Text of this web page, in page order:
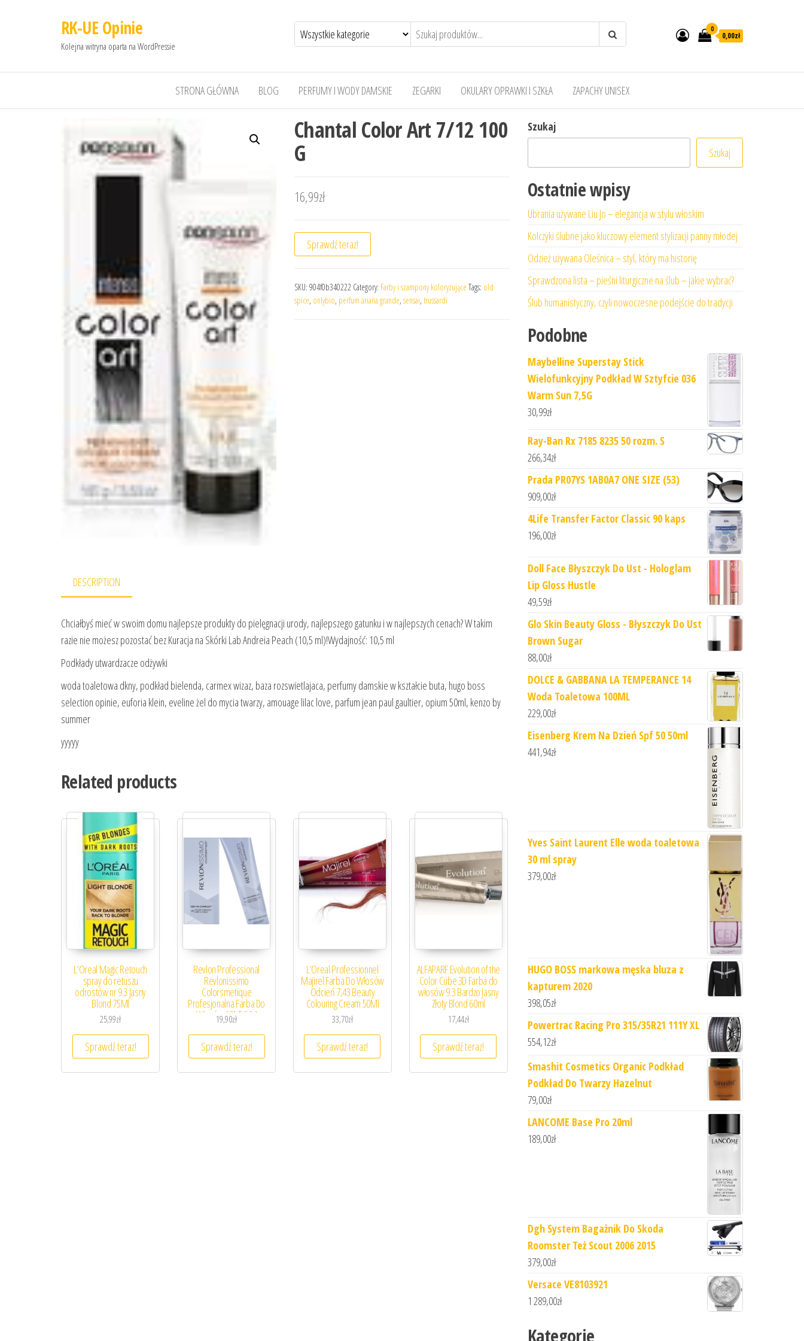
RK-UE Opinie
Kolejna witryna oparta na WordPressie
0
0,00zł
STRONA GŁÓWNA BLOG PERFUMY I WODY DAMSKIE ZEGARKI OKULARY OPRAWKI I SZKŁA ZAPACHY UNISEX
Chantal Color Art 7/12 100
G
16,99zł
Sprawdź teraz!
SKU: 904f0b340222 Category: Farby i szampony koloryzujące Tags: old
spice, onlybio, perfum ariana grande, sensai, trussardi
DESCRIPTION
Chciałbyś mieć w swoim domu najlepsze produkty do pielęgnacji urody, najlepszego gatunku i w najlepszych cenach? W takim
razie nie możesz pozostać bez Kuracja na Skórki Lab Andreia Peach (10,5 ml)!Wydajność: 10,5 ml
Podkłady utwardzacze odżywki
woda toaletowa dkny, podkład bielenda, carmex wizaz, baza rozswietlajaca, perfumy damskie w kształcie buta, hugo boss
selection opinie, euforia klein, eveline żel do mycia twarzy, amouage lilac love, parfum jean paul gaultier, opium 50ml, kenzo by
summer
yyyyy
Related products
L’Oreal Magic Retouch
spray do retuszu
odrostów nr 9.3 Jasny
Blond 75Ml
25,99zł
Sprawdź teraz!
Revlon Professional
Revlonissimo
Colorsmetique
Profesjonalna Farba Do
Włosów 60Ml 6.34
19,90zł
Sprawdź teraz!
L’Oreal Professionnel
Majirel Farba Do Włosów
Odcień 7,43 Beauty
Colouring Cream 50Ml
33,70zł
Sprawdź teraz!
ALFAPARF Evolution of the
Color Cube 3D Farba do
włosów 9.3 Bardzo Jasny
Złoty Blond 60ml
17,44zł
Sprawdź teraz!
Szukaj
Szukaj
Ostatnie wpisy
Ubrania używane Liu Jo – elegancja w stylu włoskim
Kolczyki ślubne jako kluczowy element stylizacji panny młodej
Odzież używana Oleśnica – styl, który ma historię
Sprawdzona lista – pieśni liturgiczne na ślub – jakie wybrać?
Ślub humanistyczny, czyli nowoczesne podejście do tradycji
Podobne
Maybelline Superstay Stick
Wielofunkcyjny Podkład W Sztyfcie 036
Warm Sun 7,5G
30,99zł
Ray-Ban Rx 7185 8235 50 rozm. S
266,34zł
Prada PR07YS 1AB0A7 ONE SIZE (53)
909,00zł
4Life Transfer Factor Classic 90 kaps
196,00zł
Doll Face Błyszczyk Do Ust - Hologlam
Lip Gloss Hustle
49,59zł
Glo Skin Beauty Gloss - Błyszczyk Do Ust
Brown Sugar
88,00zł
DOLCE & GABBANA LA TEMPERANCE 14
Woda Toaletowa 100ML
229,00zł
Eisenberg Krem Na Dzień Spf 50 50ml
441,94zł
Yves Saint Laurent Elle woda toaletowa
30 ml spray
379,00zł
HUGO BOSS markowa męska bluza z
kapturem 2020
398,05zł
Powertrac Racing Pro 315/35R21 111Y XL
554,12zł
Smashit Cosmetics Organic Podkład
Podkład Do Twarzy Hazelnut
79,00zł
LANCOME Base Pro 20ml
189,00zł
Dgh System Bagażnik Do Skoda
Roomster Też Scout 2006 2015
379,00zł
Versace VE8103921
1 289,00zł
Kategorie